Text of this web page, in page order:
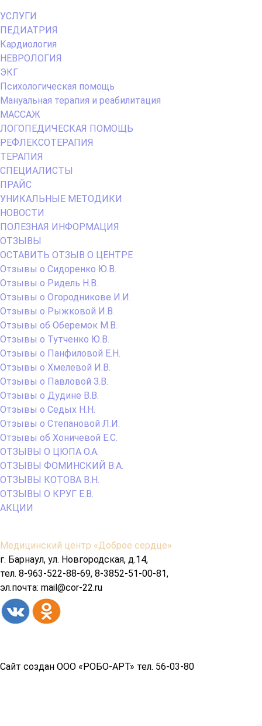
Primary
Menu
УСЛУГИ
ПЕДИАТРИЯ
Кардиология
НЕВРОЛОГИЯ
ЭКГ
Психологическая помощь
Мануальная терапия и реабилитация
МАССАЖ
ЛОГОПЕДИЧЕСКАЯ ПОМОЩЬ
РЕФЛЕКСОТЕРАПИЯ
ТЕРАПИЯ
СПЕЦИАЛИСТЫ
ПРАЙС
УНИКАЛЬНЫЕ МЕТОДИКИ
НОВОСТИ
ПОЛЕЗНАЯ ИНФОРМАЦИЯ
ОТЗЫВЫ
ОСТАВИТЬ ОТЗЫВ О ЦЕНТРЕ
Отзывы о Сидоренко Ю.В.
Отзывы о Ридель Н.В.
Отзывы о Огородникове И.И.
Отзывы о Рыжковой И.В.
Отзывы об Оберемок М.В.
Отзывы о Тутченко Ю.В.
Отзывы о Панфиловой Е.Н.
Отзывы о Хмелевой И.В.
Отзывы о Павловой З.В.
Отзывы о Дудине В.В.
Отзывы о Седых Н.Н.
Отзывы о Степановой Л.И.
Отзывы об Хоничевой Е.С.
ОТЗЫВЫ О ЦЮПА О.А.
ОТЗЫВЫ ФОМИНСКИЙ В.А.
ОТЗЫВЫ КОТОВА В.Н.
ОТЗЫВЫ О КРУГ Е.В.
АКЦИИ
Содержимое
подвала
Медицинский центр «Доброе сердце»
г. Барнаул, ул. Новгородская, д.14,
тел. 8-963-522-88-69, 8-3852-51-00-81,
эл.почта: mail@cor-22.ru
Сайт создан ООО «РОБО-АРТ» тел. 56-03-80